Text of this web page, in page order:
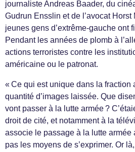
journaliste Andreas Baader, du
Gudrun Ensslin et de l’avocat
jeunes gens d’extrême-gauche ont
Pendant les années de plomb à
actions terroristes contre les
américaine ou le patronat.
« Ce qui est unique dans la fraction
quantité d’images laissée. Que
vont passer à la lutte armée ?
droit de cité, et notamment à la
associe le passage à la lutte armée
pas les moyens de s’exprimer. Or